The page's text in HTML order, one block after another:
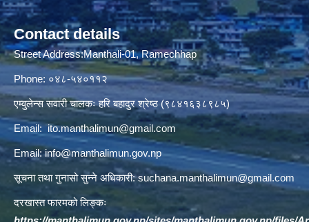
Contact details
Street Address:Manthali-01, Ramechhap
Phone: ०४८-५४०११२
एम्वुलेन्स सवारी चालकः हरि बहादुर श्रेष्ठ (९८४१६३८९८५)
Email:ito.manthalimun@gmail.com
Email:info@manthalimun.gov.np
सूचना तथा गुनासो सुन्ने अधिकारी:suchana.manthalimun@gmail.com
दरखास्त फारमको लिङ्कः